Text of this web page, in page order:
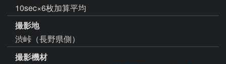
10sec×6枚加算平均
撮影地
渋峠（長野県側）
撮影機材